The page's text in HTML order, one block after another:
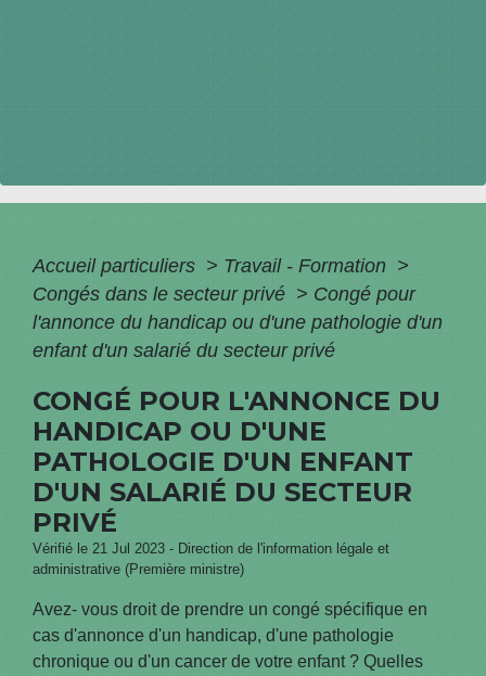
Accueil particuliers > Travail - Formation >
Congés dans le secteur privé > Congé pour
l'annonce du handicap ou d'une pathologie d'un
enfant d'un salarié du secteur privé
CONGÉ POUR L'ANNONCE DU
HANDICAP OU D'UNE
PATHOLOGIE D'UN ENFANT
D'UN SALARIÉ DU SECTEUR
PRIVÉ
Vérifié le 21 Jul 2023 - Direction de l'information légale et
administrative (Première ministre)
Avez- vous droit de prendre un congé spécifique en
cas d'annonce d'un handicap, d'une pathologie
chronique ou d'un cancer de votre enfant ? Quelles